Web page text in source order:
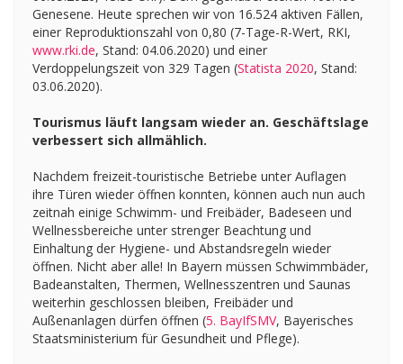
Genesene. Heute sprechen wir von 16.524 aktiven Fällen,
einer Reproduktionszahl von 0,80 (7-Tage-R-Wert, RKI,
www.rki.de, Stand: 04.06.2020) und einer
Verdoppelungszeit von 329 Tagen (Statista 2020, Stand:
03.06.2020).
Tourismus läuft langsam wieder an. Geschäftslage
verbessert sich allmählich.
Nachdem freizeit-touristische Betriebe unter Auflagen
ihre Türen wieder öffnen konnten, können auch nun auch
zeitnah einige Schwimm- und Freibäder, Badeseen und
Wellnessbereiche unter strenger Beachtung und
Einhaltung der Hygiene- und Abstandsregeln wieder
öffnen. Nicht aber alle! In Bayern müssen Schwimmbäder,
Badeanstalten, Thermen, Wellnesszentren und Saunas
weiterhin geschlossen bleiben, Freibäder und
Außenanlagen dürfen öffnen (5. BayIfSMV, Bayerisches
Staatsministerium für Gesundheit und Pflege).